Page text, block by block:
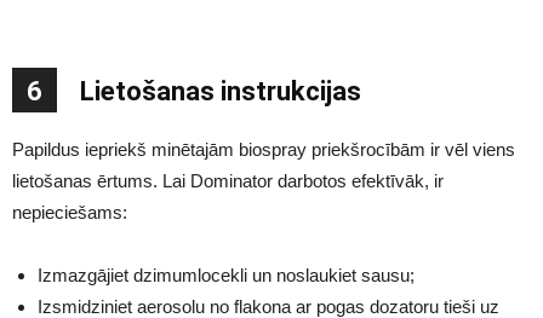
6 Lietošanas instrukcijas
Papildus iepriekš minētajām biospray priekšrocībām ir vēl viens
lietošanas ērtums. Lai Dominator darbotos efektīvāk, ir
nepieciešams:
Izmazgājiet dzimumlocekli un noslaukiet sausu;
Izsmidziniet aerosolu no flakona ar pogas dozatoru tieši uz